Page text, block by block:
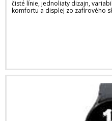
čisté línie, jednoliaty dizajn,
komfortu a displej zo zafírového